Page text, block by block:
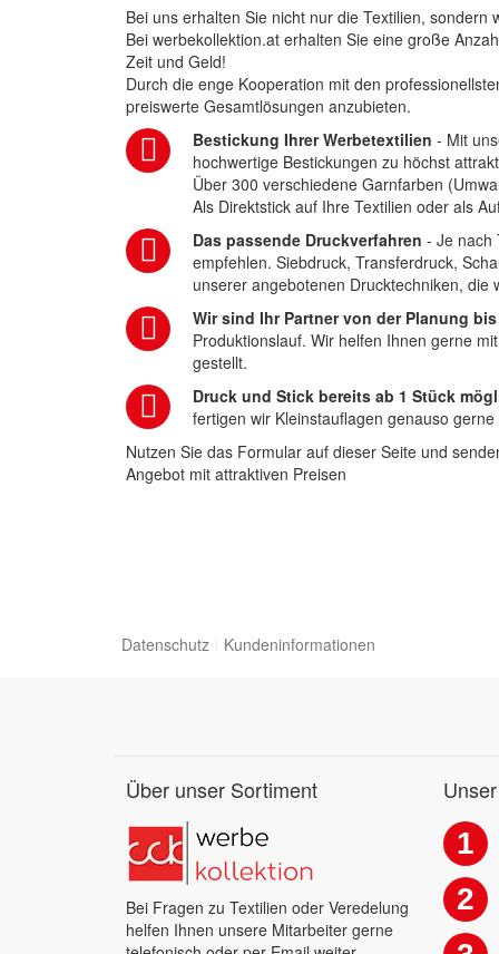
Bei uns erhalten Sie nicht nur die Textilien,
Bei werbekollektion.at erhalten Sie eine große
Zeit und Geld!
Durch die enge Kooperation mit den
preiswerte Gesamtlösungen anzubieten.
Bestickung Ihrer Werbetextilien - Mit
hochwertige Bestickungen zu höchst
Über 300 verschiedene Garnfarben
Als Direktstick auf Ihre Textilien oder als
Das passende Druckverfahren - Je nach
empfehlen. Siebdruck, Transferdruck,
unserer angebotenen Drucktechniken,
Wir sind Ihr Partner von der Planung
Produktionslauf. Wir helfen Ihnen gerne
gestellt.
Druck und Stick bereits ab 1 Stück
fertigen wir Kleinstauflagen genauso
Nutzen Sie das Formular auf dieser Seite und
Angebot mit attraktiven Preisen
Datenschutz Kundeninformationen
Über unser Sortiment
Bei Fragen zu Textilien oder Veredelung
helfen Ihnen unsere Mitarbeiter gerne
1
2